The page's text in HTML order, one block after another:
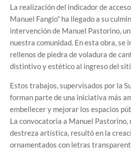
La realización del indicador de
Manuel Fangio” ha llegado a su
intervención de Manuel Pastorino,
nuestra comunidad. En esta obra, se
rellenos de piedra de voladura de
distintivo y estético al ingreso del
Estos trabajos, supervisados por la
forman parte de una iniciativa más
embellecer y mejorar los espacios
La convocatoria a Manuel Pastorino,
destreza artística, resultó en la
ornamentados con letras